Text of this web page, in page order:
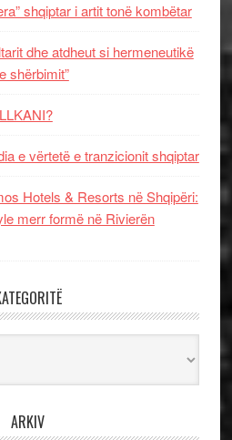
shqiptar i artit tonë kombëtar
dhe atdheut si hermeneutikë
shërbimit”
e vërtetë e tranzicionit shqiptar
Hotels & Resorts në Shqipëri:
merr formë në Rivierën
ARKIV